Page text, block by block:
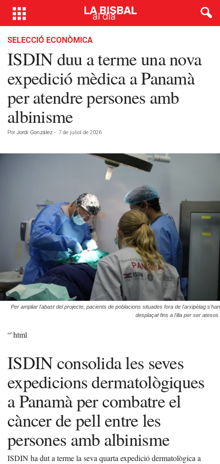
SELECCIÓ ECONÒMICA
ISDIN duu a terme una nova
expedició mèdica a Panamà
per atendre persones amb
albinisme
Por Jordi González - 7 de juliol de 2026
Per ampliar l'abast del projecte, pacients de poblacions situades fora de l'arxipèlag s'han
desplaçat fins a l'illa per ser atesos.
“`html
ISDIN consolida les seves
expedicions dermatològiques
a Panamà per combatre el
càncer de pell entre les
persones amb albinisme
ISDIN ha dut a terme la seva quarta expedició dermatològica a